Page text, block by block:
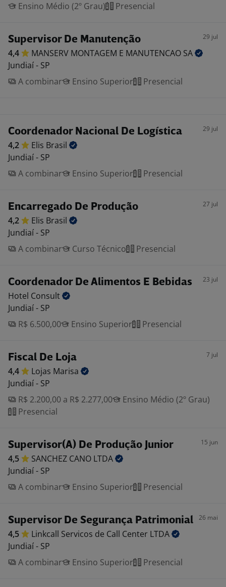
Ensino Médio (2º Grau)
Presencial
Supervisor De Manutenção 29 jul
4,4 MANSERV MONTAGEM E MANUTENCAO SA
Jundiaí - SP
A combinar
Ensino Superior Presencial
Coordenador Nacional De Logística 29 jul
4,2 Elis Brasil
Jundiaí - SP
A combinar
Ensino Superior Presencial
Encarregado De Produção 27 jul
4,2 Elis Brasil
Jundiaí - SP
A combinar
Curso Técnico Presencial
Coordenador De Alimentos E Bebidas 23 jul
Hotel Consult
Jundiaí - SP
R$ 6.500,00
Ensino Superior Presencial
Fiscal De Loja 7 jul
4,4 Lojas Marisa
Jundiaí - SP
R$ 2.200,00 a R$ 2.277,00
Ensino Médio (2º Grau)
Presencial
Supervisor(A) De Produção Junior 15 jun
4,5 SANCHEZ CANO LTDA
Jundiaí - SP
A combinar
Ensino Superior Presencial
Supervisor De Segurança Patrimonial 26 mai
4,5 Linkcall Servicos de Call Center LTDA
Jundiaí - SP
A combinar
Ensino Superior Presencial